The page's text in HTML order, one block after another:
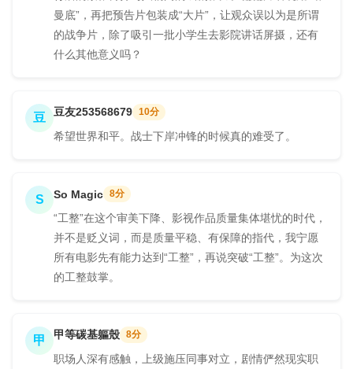
曼底”，再把预告片包装成“大片”，让观众误以为是所谓
的战争片，除了吸引一批小学生去影院讲话屏摄，还有
什么其他意义吗？
豆 豆友253568679 10分
希望世界和平。战士下岸冲锋的时候真的难受了。
S So Magic 8分
“工整”在这个审美下降、影视作品质量集体堪忧的时代，
并不是贬义词，而是质量平稳、有保障的指代，我宁愿
所有电影先有能力达到“工整”，再说突破“工整”。为这次
的工整鼓掌。
甲 甲等碳基軀殼 8分
职场人深有感触，上级施压同事对立，剧情俨然现实职